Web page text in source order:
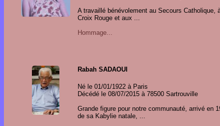
A travaillé bénévolement au Secours Catholique,
Croix Rouge et aux ...
Hommage...
Rabah SADAOUI
Né le 01/01/1922 à Paris
Décédé le 08/07/2015 à 78500 Sartrouville
Grande figure pour notre communauté, arrivé en
de sa Kabylie natale, ...